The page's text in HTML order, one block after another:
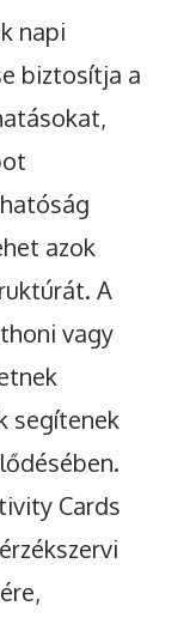
napi
biztosítja a
azok
A
vagy
segítenek
Cards